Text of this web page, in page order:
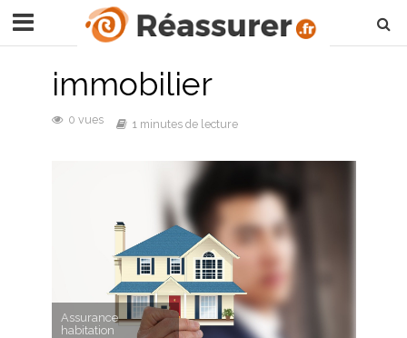
immobilier
0 vues 1 minutes de lecture
Assurance
habitation